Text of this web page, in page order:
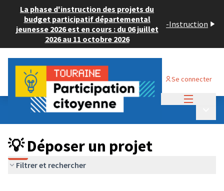
La phase d'instruction des projets du
budget participatif départemental
jeunesse 2026 est en cours : du 06 juillet
2026 au 11 octobre 2026
-Instruction
Se connecter
Budget Participatif ADULTE 2024
💡 Déposer un projet
💡 Déposer un projet
Filtrer et rechercher